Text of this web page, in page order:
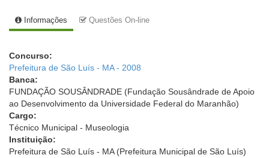
Informações Questões On-line
Concurso:
Prefeitura de São Luís - MA - 2008
Banca:
FUNDAÇÃO SOUSÂNDRADE (Fundação Sousândrade de Apoio
ao Desenvolvimento da Universidade Federal do Maranhão)
Cargo:
Técnico Municipal - Museologia
Instituição:
Prefeitura de São Luís - MA (Prefeitura Municipal de São Luís)